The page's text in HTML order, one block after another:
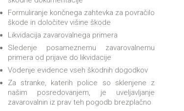
Formuliranje končnega zahtevka za povračilo
škode in določitev višine škode
Likvidacija zavarovalnega primera
Sledenje posameznemu zavarovalnemu
primera od prijave do likvidacije
Vodenje evidence vseh škodnih dogodkov
Za stranke, katerih police so sklenjene z
našim posredovanjem, je uveljavljanje
zavarovalnin iz prav teh pogodb brezplačno